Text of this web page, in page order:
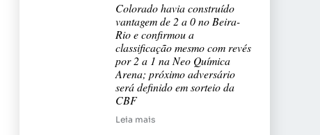
Colorado havia construído
vantagem de 2 a 0 no Beira-
Rio e confirmou a
classificação mesmo com revés
por 2 a 1 na Neo Química
Arena; próximo adversário
será definido em sorteio da
CBF
Leia mais